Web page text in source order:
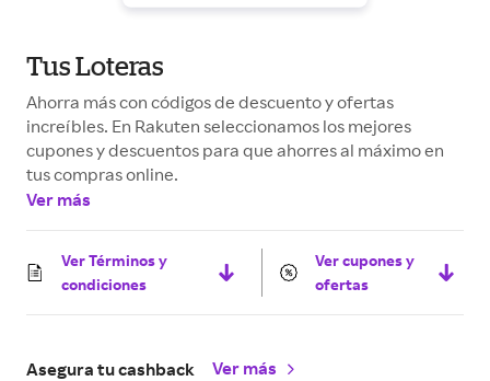
Tus Loteras
Ahorra más con códigos de descuento y ofertas
increíbles. En Rakuten seleccionamos los mejores
cupones y descuentos para que ahorres al máximo en
tus compras online.
Ver más
Ver Términos y
condiciones
Ver cupones y
ofertas
Asegura tu cashback Ver más